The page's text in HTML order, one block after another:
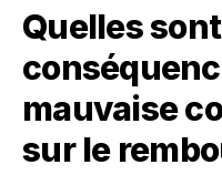
Quelles
mauvaise
sur le